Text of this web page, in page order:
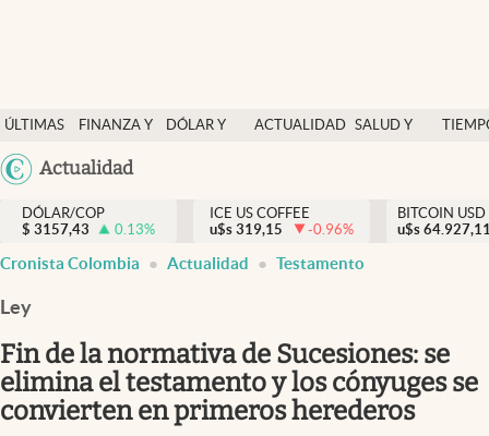
ÚLTIMAS
NOTICIAS
FINANZA Y
DÓLAR Y
ACTUALIDAD SALUD Y
México
Actualidad
Salud y nutrición
Vida espiritual
Actualidad
Colombia
DÓLAR/COP
$ 3157,43 0.13%
ICE US COFFEE
u$s 319,15 -0.96%
BITCOIN USD
u$s
Cronista Colombia Actualidad Testamento
Ley
Fin de la normativa de Sucesiones: se
elimina el testamento y los cónyuges se
convierten en primeros herederos